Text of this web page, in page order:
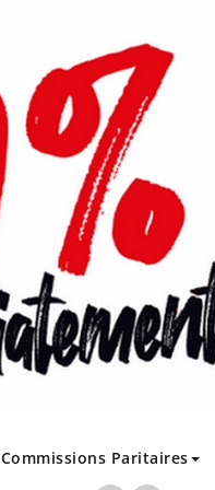
Commissions Paritaires